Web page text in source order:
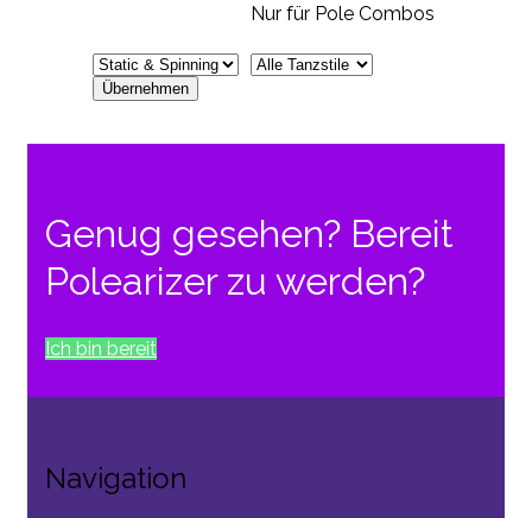
Nur für Pole Combos
Genug gesehen? Bereit
Polearizer zu werden?
Ich bin bereit
Navigation